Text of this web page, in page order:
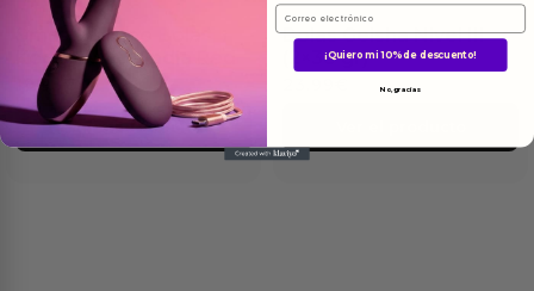
Smartball uno Bola
Kegel White/India Red
19.95
Ver el producto
Bolas Geisha Nivel III
(2×38 gr)
Email
¡Quiero mi 10% de descuento!
No, gracias